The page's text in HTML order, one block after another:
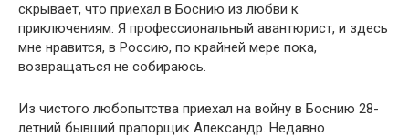
скрывает, что приехал в Боснию из любви к
приключениям: Я профессиональный авантюрист, и здесь
мне нравится, в Россию, по крайней мере пока,
возвращаться не собираюсь.
Из чистого любопытства приехал на войну в Боснию 28-
летний бывший прапорщик Александр. Недавно